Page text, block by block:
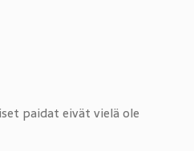
paidat eivät vielä ole